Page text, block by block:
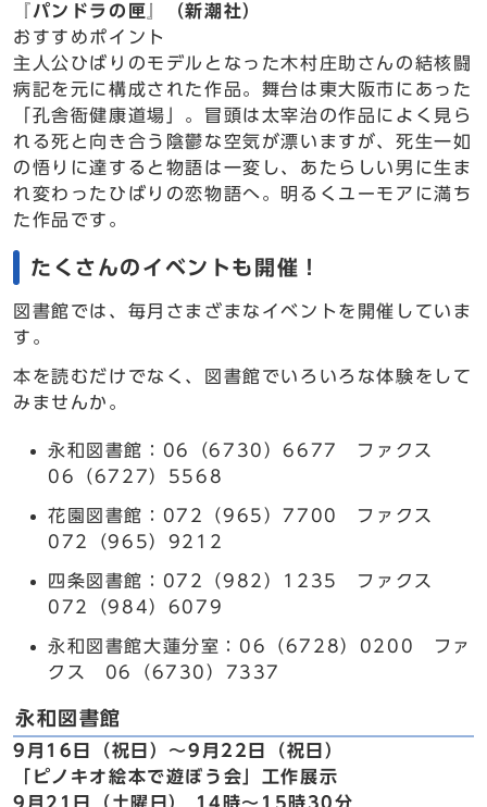
『パンドラの匣』（新潮社）
おすすめポイント
主人公ひばりのモデルとなった木村庄助さんの結核闘
病記を元に構成された作品。舞台は東大阪市にあった
「孔舎衙健康道場」。冒頭は太宰治の作品によく見ら
れる死と向き合う陰鬱な空気が漂いますが、死生一如
の悟りに達すると物語は一変し、あたらしい男に生ま
れ変わったひばりの恋物語へ。明るくユーモアに満ち
た作品です。
たくさんのイベントも開催！
図書館では、毎月さまざまなイベントを開催していま
す。
本を読むだけでなく、図書館でいろいろな体験をして
みませんか。
永和図書館：06（6730）6677 ファクス
06（6727）5568
花園図書館：072（965）7700 ファクス
072（965）9212
四条図書館：072（982）1235 ファクス
072（984）6079
永和図書館大蓮分室：06（6728）0200 ファ
クス 06（6730）7337
永和図書館
9月16日（祝日）～9月22日（祝日）
「ピノキオ絵本で遊ぼう会」工作展示
9月21日（土曜日） 14時～15時30分